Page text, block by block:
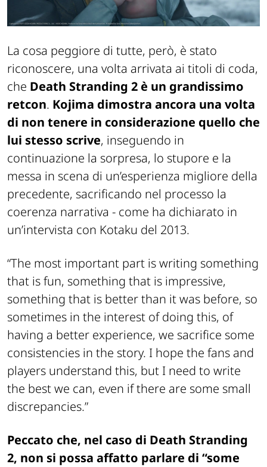
La cosa peggiore di tutte, però, è stato
riconoscere, una volta arrivata ai titoli di coda,
che Death Stranding 2 è un grandissimo
retcon. Kojima dimostra ancora una volta
di non tenere in considerazione quello che
lui stesso scrive, inseguendo in
continuazione la sorpresa, lo stupore e la
messa in scena di un’esperienza migliore della
precedente, sacrificando nel processo la
coerenza narrativa - come ha dichiarato in
un’intervista con Kotaku del 2013.
“The most important part is writing something
that is fun, something that is impressive,
something that is better than it was before, so
sometimes in the interest of doing this, of
having a better experience, we sacrifice some
consistencies in the story. I hope the fans and
players understand this, but I need to write
the best we can, even if there are some small
discrepancies.”
Peccato che, nel caso di Death Stranding
2, non si possa affatto parlare di “some